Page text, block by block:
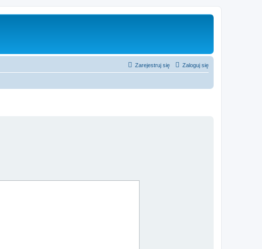
Zaloguj się
Zarejestruj się